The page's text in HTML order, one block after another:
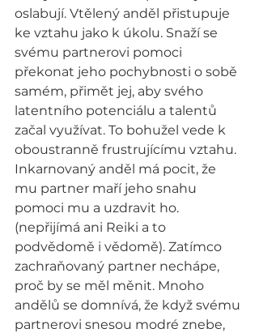
oslabují. Vtělený anděl přistupuje
ke vztahu jako k úkolu. Snaží se
svému partnerovi pomoci
překonat jeho pochybnosti o sobě
samém, přimět jej, aby svého
latentního potenciálu a talentů
začal využívat. To bohužel vede k
oboustranně frustrujícímu vztahu.
Inkarnovaný anděl má pocit, že
mu partner maří jeho snahu
pomoci mu a uzdravit ho.
(nepřijímá ani Reiki a to
podvědomě i vědomě). Zatímco
zachraňovaný partner nechápe,
proč by se měl měnit. Mnoho
andělů se domnívá, že když svému
partnerovi snesou modré znebe,